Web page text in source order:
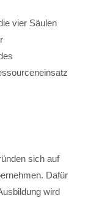
vier Säulen
sich auf
Dafür
wird